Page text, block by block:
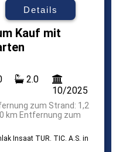
Details
Kauf mit
2.0
10/2025
zum Strand: 1,2
km Entfernung zum
Insaat TUR. TIC. A.S. in